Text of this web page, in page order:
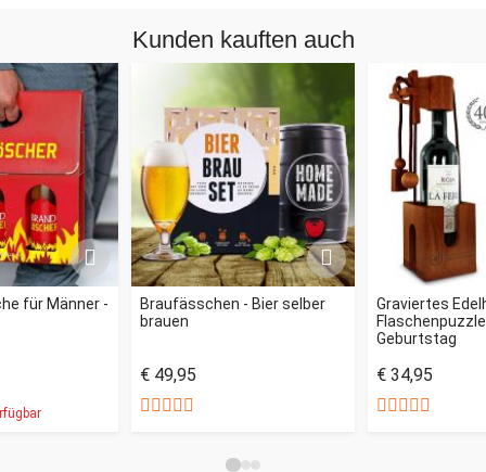
Kunden kauften auch
für Männer -
Braufässchen - Bier selber
brauen
€ 49,95
Graviertes
Geburtstag
€ 34,95